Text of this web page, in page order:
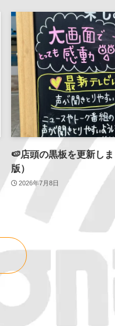
🍉店頭の黒板を更新し
版）
2026年7月8日